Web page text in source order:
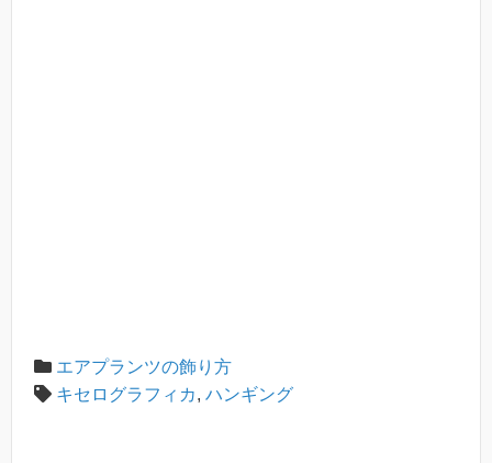
エアプランツの飾り方
キセログラフィカ, ハンギング